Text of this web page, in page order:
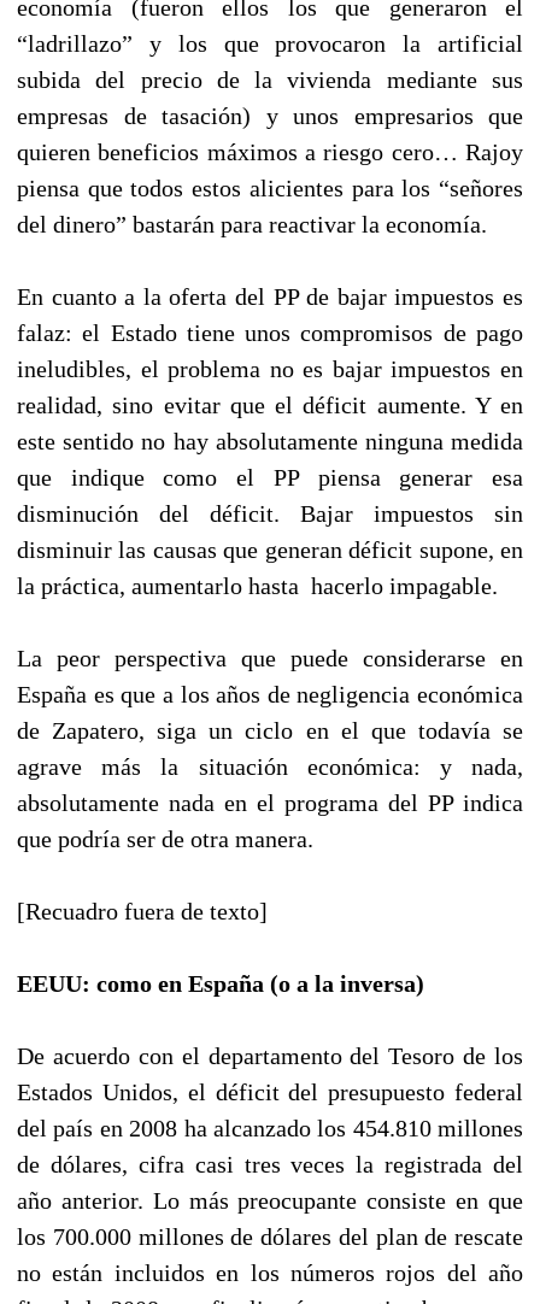
economía (fueron ellos los que generaron el
“ladrillazo” y los que provocaron la artificial
subida del precio de la vivienda mediante sus
empresas de tasación) y unos empresarios que
quieren beneficios máximos a riesgo cero… Rajoy
piensa que todos estos alicientes para los “señores
del dinero” bastarán para reactivar la economía.
En cuanto a la oferta del PP de bajar impuestos es
falaz: el Estado tiene unos compromisos de pago
ineludibles, el problema no es bajar impuestos en
realidad, sino evitar que el déficit aumente. Y en
este sentido no hay absolutamente ninguna medida
que indique como el PP piensa generar esa
disminución del déficit. Bajar impuestos sin
disminuir las causas que generan déficit supone, en
la práctica, aumentarlo hasta hacerlo impagable.
La peor perspectiva que puede considerarse en
España es que a los años de negligencia económica
de Zapatero, siga un ciclo en el que todavía se
agrave más la situación económica: y nada,
absolutamente nada en el programa del PP indica
que podría ser de otra manera.
[Recuadro fuera de texto]
EEUU: como en España (o a la inversa)
De acuerdo con el departamento del Tesoro de los
Estados Unidos, el déficit del presupuesto federal
del país en 2008 ha alcanzado los 454.810 millones
de dólares, cifra casi tres veces la registrada del
año anterior. Lo más preocupante consiste en que
los 700.000 millones de dólares del plan de rescate
no están incluidos en los números rojos del año